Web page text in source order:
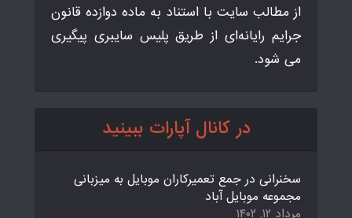
از مطالب سایت با استناد به ماده دوازده قانون
جرایم رایانه‌ای از طریق پلیس سایبری پیگیری
می شود.
در کانال آپارات ببینید
سخنرانی در جمع تعمیرکاران موبایل به میزبانی
مجموعه موبایل آباد